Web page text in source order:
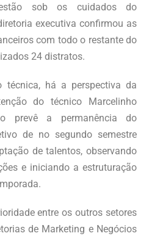
sob os cuidados do
executiva confirmou as
com todo o restante do
24 distratos.
técnica, há a perspectiva da
do técnico Marcelinho
prevê a permanência do
de no segundo semestre
de talentos, observando
e iniciando a estruturação
entre os outros setores
de Marketing e Negócios